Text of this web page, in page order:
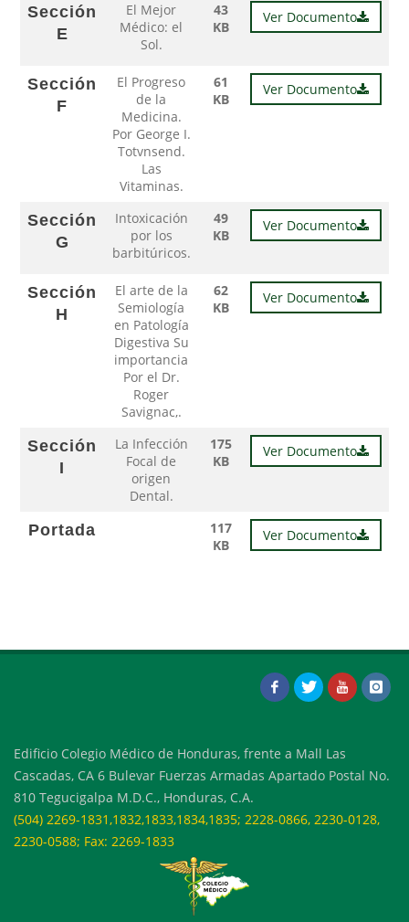
Sección
E
El Mejor
Médico: el
Sol.
43
KB
Ver Documento
Sección
F
El Progreso
de la
Medicina.
Por George I.
Totvnsend.
Las
Vitaminas.
61
KB
Ver Documento
Sección
G
Intoxicación
por los
barbitúricos.
49
KB
Ver Documento
Sección
H
El arte de la
Semiología
en Patología
Digestiva Su
importancia
Por el Dr.
Roger
Savignac,.
62
KB
Ver Documento
Sección
I
La Infección
Focal de
origen
Dental.
175
KB
Ver Documento
Portada
117
KB
Ver Documento
Edificio Colegio Médico de Honduras, frente a Mall Las
Cascadas, CA 6 Bulevar Fuerzas Armadas Apartado Postal No.
810 Tegucigalpa M.D.C., Honduras, C.A.
(504) 2269-1831,1832,1833,1834,1835; 2228-0866, 2230-0128,
2230-0588; Fax: 2269-1833